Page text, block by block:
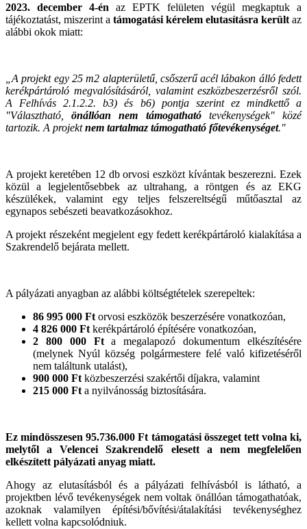
2023. december 4-én az EPTK felületen végül megkaptuk a
tájékoztatást, miszerint a támogatási kérelem elutasításra került az
alábbi okok miatt:
„A projekt egy 25 m2 alapterületű, csőszerű acél lábakon álló fedett
kerékpártároló megvalósításáról, valamint eszközbeszerzésről szól.
A Felhívás 2.1.2.2. b3) és b6) pontja szerint ez mindkettő a
"Választható,önállóan nem támogathatótevékenységek" közé
tartozik. A projektnem tartalmaz támogatható főtevékenységet."
A projekt keretében 12 db orvosi eszközt kívántak beszerezni. Ezek
közül a legjelentősebbek az ultrahang, a röntgen és az EKG
készülékek, valamint egy teljes felszereltségű műtőasztal az
egynapos sebészeti beavatkozásokhoz.
A projekt részeként megjelent egy fedett kerékpártároló kialakítása a
Szakrendelő bejárata mellett.
A pályázati anyagban az alábbi költségtételek szerepeltek:
86 995 000 Ft orvosi eszközök beszerzésére vonatkozóan,
4 826 000 Ft kerékpártároló építésére vonatkozóan,
2 800 000 Fta megalapozó dokumentum elkészítésére
(melynek Nyúl község polgármestere felé való kifizetéséről
nem találtunk utalást),
900 000 Ft közbeszerzési szakértői díjakra, valamint
215 000 Ft a nyilvánosság biztosítására.
Ez mindösszesen 95.736.000 Ft támogatási összeget tett volna ki,
melytől a Velencei Szakrendelő elesett a nem megfelelően
elkészített pályázati anyag miatt.
Ahogy az elutasításból és a pályázati felhívásból is látható, a
projektben lévő tevékenységek nem voltak önállóan támogathatóak,
azoknak valamilyen építési/bővítési/átalakítási tevékenységhez
kellett volna kapcsolódniuk.